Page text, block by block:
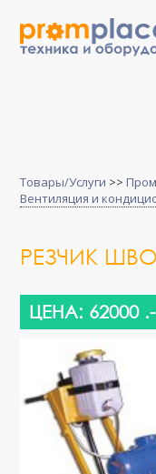
Товары/Услуги >>
Вентиляция и
РЕЗЧИК
ЦЕНА: 62000 .-